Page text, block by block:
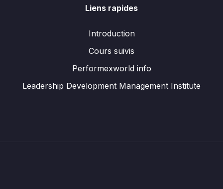
Liens rapides
Introduction
Cours suivis
Performexworld info
Leadership Development Management Institute